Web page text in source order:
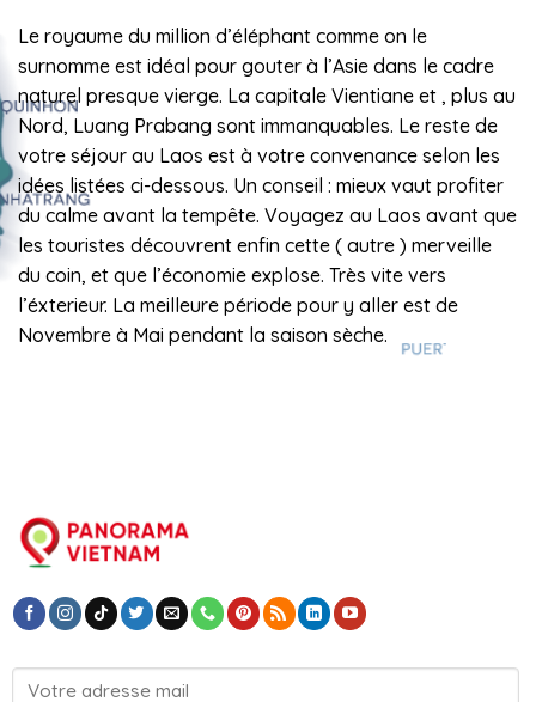
Le royaume du million d’éléphant comme on le
surnomme est idéal pour gouter à l’Asie dans le cadre
naturel presque vierge. La capitale Vientiane et , plus au
Nord, Luang Prabang sont immanquables. Le reste de
votre séjour au Laos est à votre convenance selon les
idées listées ci-dessous. Un conseil : mieux vaut profiter
du calme avant la tempête. Voyagez au Laos avant que
les touristes découvrent enfin cette ( autre ) merveille
du coin, et que l’économie explose. Très vite vers
l’éxterieur. La meilleure période pour y aller est de
Novembre à Mai pendant la saison sèche.